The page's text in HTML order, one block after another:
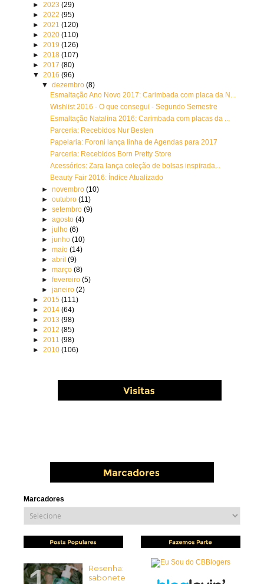
►2023(29)
►2022(95)
►2021(120)
►2020(110)
►2019(126)
►2018(107)
►2017(80)
▼2016(96)
▼ dezembro (8)
Esmaltação Ano Novo 2017: Carimbada com placa da N...
Wishlist 2016 - O que consegui - Segundo Semestre
Esmaltação Natalina 2016: Carimbada com placas da ...
Parceria: Recebidos Nur Besten
Papelaria: Foroni lança linha de Agendas para 2017
Parceria: Recebidos Born Pretty Store
Acessórios: Zara lança coleção de bolsas inspirada...
Beauty Fair 2016: Índice Atualizado
► novembro (10)
► outubro (11)
► setembro (9)
► agosto (4)
► julho (6)
► junho (10)
► maio (14)
► abril (9)
► março (8)
► fevereiro (5)
► janeiro (2)
►2015(111)
►2014(64)
►2013(98)
►2012(85)
►2011(98)
►2010(106)
Marcadores
Resenha:
sabonete